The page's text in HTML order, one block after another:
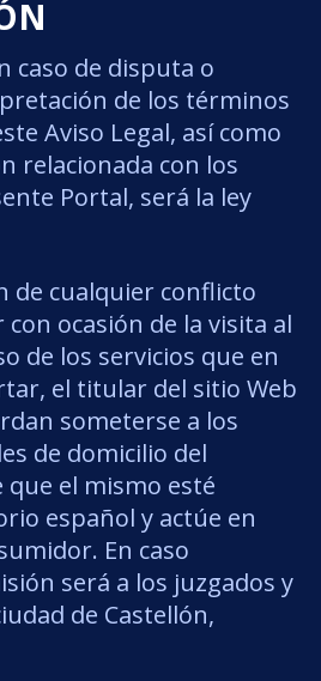
caso de disputa o
de los términos
Aviso Legal, así como
relacionada con los
Portal, será la ley
de cualquier conflicto
ocasión de la visita al
de los servicios que en
el titular del sitio Web
someterse a los
de domicilio del
el mismo esté
español y actúe en
En caso
será a los juzgados y
de Castellón,